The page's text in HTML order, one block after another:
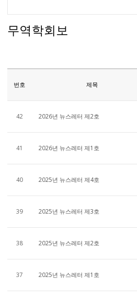
무역학회보
번호 제목
42 2026년 뉴스레터 제2호
41 2026년 뉴스레터 제1호
40 2025년 뉴스레터 제4호
39 2025년 뉴스레터 제3호
38 2025년 뉴스레터 제2호
37 2025년 뉴스레터 제1호